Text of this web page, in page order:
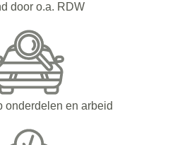
door o.a. RDW
onderdelen en arbeid